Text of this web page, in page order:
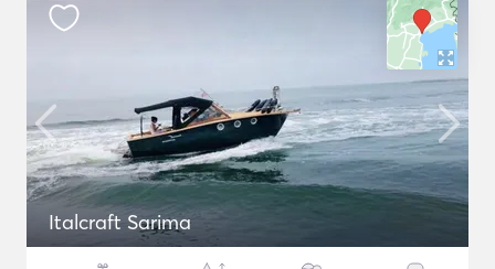
Italcraft Sarima